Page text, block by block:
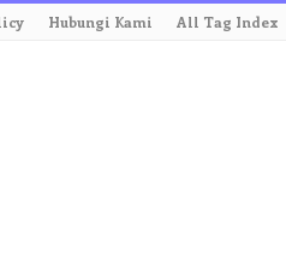
Hubungi Kami All Tag Index